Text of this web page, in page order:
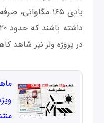
در پروژه ولز نیز شاهد کاهش ۱۰ درصدی